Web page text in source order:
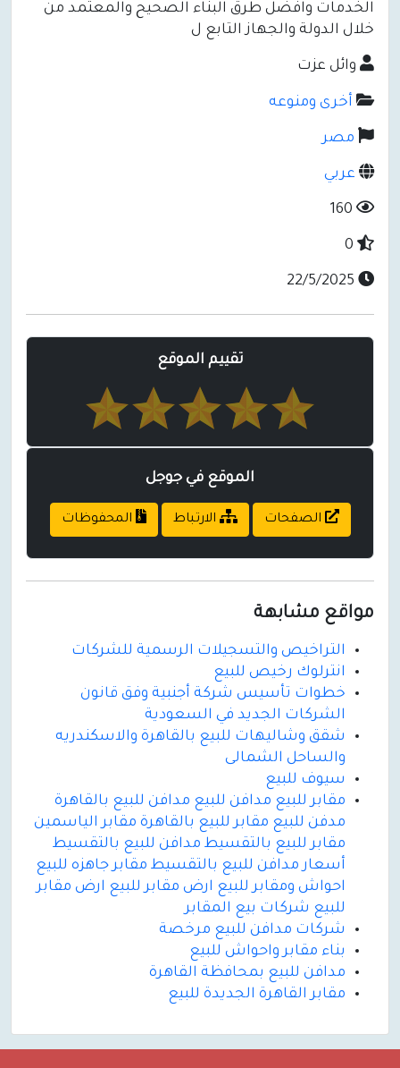
الخدمات وافضل طرق البناء الصحيح والمعتمد من
خلال الدولة والجهاز التابع ل
وائل عزت
أخرى ومنوعه
مصر
عربي
تقييم الموقع
الموقع في جوجل
الصفحات الارتباط المحفوظات
مواقع مشابهة
التراخيص والتسجيلات الرسمية للشركات
انترلوك رخيص للبيع
خطوات تأسيس شركة أجنبية وفق قانون
الشركات الجديد في السعودية
شقق وشاليهات للبيع بالقاهرة والاسكندريه
والساحل الشمالى
سيوف للبيع
مقابر للبيع مدافن للبيع مدافن للبيع بالقاهرة
مدفن للبيع مقابر للبيع بالقاهرة مقابر الياسمين
مقابر للبيع بالتقسيط مدافن للبيع بالتقسيط
أسعار مدافن للبيع بالتقسيط مقابر جاهزه للبيع
احواش ومقابر للبيع ارض مقابر للبيع ارض مقابر
للبيع شركات بيع المقابر
شركات مدافن للبيع مرخصة
بناء مقابر واحواش للبيع
مدافن للبيع بمحافظة القاهرة
مقابر القاهرة الجديدة للبيع